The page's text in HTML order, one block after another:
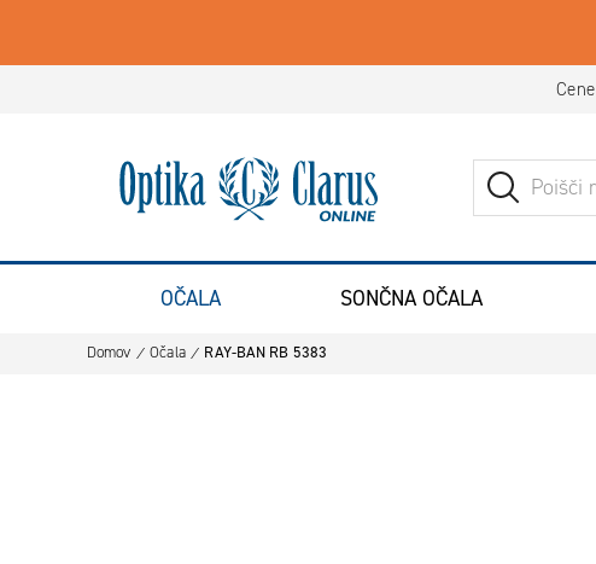
Pojdite na domačo stran
Iskanje
ISKANJE
OČALA SONČNA OČALA
Domov Očala RAY-BAN RB 5383